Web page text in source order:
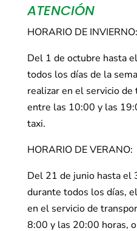
ATENCIÓN
HORARIO DE INVIERNO:
Del 1 de octubre hasta
todos los días de la
realizar en el servicio
entre las 10:00 y las
taxi.
HORARIO DE VERANO:
Del 21 de junio hasta el
durante todos los días,
en el servicio de
8:00 y las 20:00 horas,